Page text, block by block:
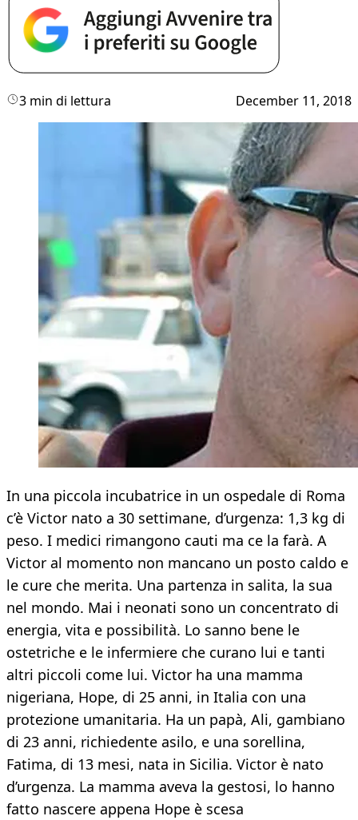
3 min di lettura December 11, 2018
In una piccola incubatrice in un ospedale di Roma
c’è Victor nato a 30 settimane, d’urgenza: 1,3 kg di
peso. I medici rimangono cauti ma ce la farà. A
Victor al momento non mancano un posto caldo e
le cure che merita. Una partenza in salita, la sua
nel mondo. Mai i neonati sono un concentrato di
energia, vita e possibilità. Lo sanno bene le
ostetriche e le infermiere che curano lui e tanti
altri piccoli come lui. Victor ha una mamma
nigeriana, Hope, di 25 anni, in Italia con una
protezione umanitaria. Ha un papà, Ali, gambiano
di 23 anni, richiedente asilo, e una sorellina,
Fatima, di 13 mesi, nata in Sicilia. Victor è nato
d’urgenza. La mamma aveva la gestosi, lo hanno
fatto nascere appena Hope è scesa